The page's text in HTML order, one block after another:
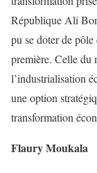
République Ali
pu se doter de
première. Celle du
l’industrialisation
une option
transformation
Flaury Moukala